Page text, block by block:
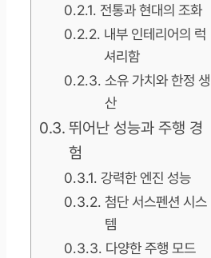
전통과 현대의 조화
내부 인테리어의 럭
셔리함
소유 가치와 한정 생
산
뛰어난 성능과 주행 경
험
강력한 엔진 성능
첨단 서스펜션 시스
템
다양한 주행 모드